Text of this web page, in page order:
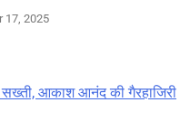
17, 2025